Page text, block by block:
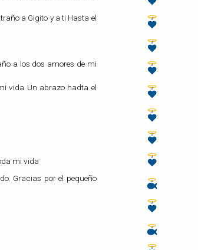
a Gigito y a ti Hasta el
a los dos amores de mi
vida Un abrazo hadta el
mi vida
Gracias por el pequeño